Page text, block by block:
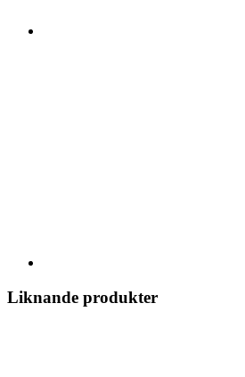
Liknande produkter